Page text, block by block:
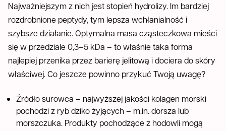
Najważniejszym z nich jest stopień hydrolizy. Im bardziej
rozdrobnione peptydy, tym lepsza wchłanialność i
szybsze działanie. Optymalna masa cząsteczkowa mieści
się w przedziale 0,3–5 kDa – to właśnie taka forma
najlepiej przenika przez barierę jelitową i dociera do skóry
właściwej. Co jeszcze powinno przykuć Twoją uwagę?
Źródło surowca – najwyższej jakości kolagen morski
pochodzi z ryb dziko żyjących – m.in. dorsza lub
morszczuka. Produkty pochodzące z hodowli mogą